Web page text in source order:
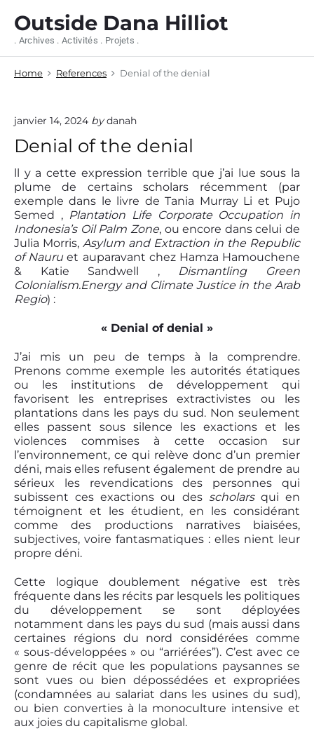
Outside Dana Hilliot
. Archives . Activités . Projets .
Home References Denial of the denial
janvier 14, 2024 by danah
Denial of the denial
ll y a cette expression terrible que j’ai lue sous la
plume de certains scholars récemment (par
exemple dans le livre de Tania Murray Li et Pujo
Semed , Plantation Life Corporate Occupation in
Indonesia’s Oil Palm Zone, ou encore dans celui de
Julia Morris, Asylum and Extraction in the Republic
of Nauru et auparavant chez Hamza Hamouchene
& Katie Sandwell , Dismantling Green
Colonialism.Energy and Climate Justice in the Arab
Regio) :
« Denial of denial »
J’ai mis un peu de temps à la comprendre.
Prenons comme exemple les autorités étatiques
ou les institutions de développement qui
favorisent les entreprises extractivistes ou les
plantations dans les pays du sud. Non seulement
elles passent sous silence les exactions et les
violences commises à cette occasion sur
l’environnement, ce qui relève donc d’un premier
déni, mais elles refusent également de prendre au
sérieux les revendications des personnes qui
subissent ces exactions ou des scholarsqui en
témoignent et les étudient, en les considérant
comme des productions narratives biaisées,
subjectives, voire fantasmatiques : elles nient leur
propre déni.
Cette logique doublement négative est très
fréquente dans les récits par lesquels les politiques
du développement se sont déployées
notamment dans les pays du sud (mais aussi dans
certaines régions du nord considérées comme
« sous-développées » ou “arriérées”). C’est avec ce
genre de récit que les populations paysannes se
sont vues ou bien dépossédées et expropriées
(condamnées au salariat dans les usines du sud),
ou bien converties à la monoculture intensive et
aux joies du capitalisme global.